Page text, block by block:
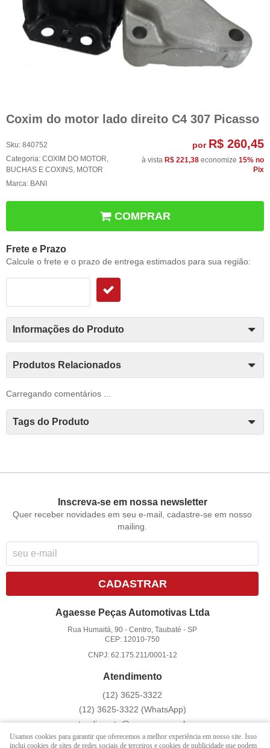
Coxim do motor lado direito C4 307 Picasso
Sku: 840752
Categoria: COXIM DO MOTOR,
BUCHAS E COXINS, MOTOR
Marca: BANI
por R$ 260,45
à vista R$ 221,38 economize 15% no
Pix
COMPRAR
Frete e Prazo
Calcule o frete e o prazo de entrega estimados para sua região:
Informações do Produto
Produtos Relacionados
Carregando comentários ...
Tags do Produto
Inscreva-se em nossa newsletter
Quer receber novidades em seu e-mail, cadastre-se em nosso
mailing.
CADASTRAR
Agaesse Peças Automotivas Ltda
Rua Humaitá, 90 -Centro, Taubaté -SP
CEP: 12010-750
CNPJ: 62.175.211/0001-12
Atendimento
(12) 3625-3322
(12) 3625-3322 (WhatsApp)
atendimento@agaesse.com.br
Usamos cookies para garantir que oferecemos a melhor experiência em nosso site. Isso
inclui cookies de sites de redes sociais de terceiros e cookies de publicidade que podem